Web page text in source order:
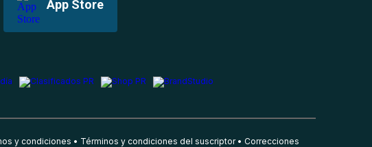
App Store
y condiciones Términos y condiciones del suscriptor Correcciones